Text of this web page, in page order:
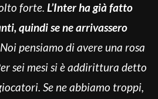
forte. L’Inter ha già fatto
quindi se ne arrivassero
pensiamo di avere una rosa
sei mesi si è addirittura detto
Se ne abbiamo troppi,